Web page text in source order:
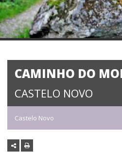
CAMINHO DO
CASTELO NOVO
Castelo Novo